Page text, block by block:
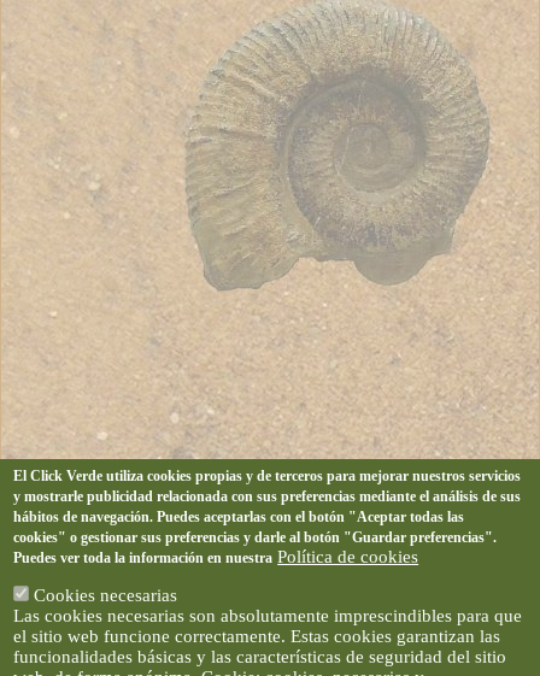
El Click Verde utiliza cookies propias y de terceros para mejorar nuestros servicios
y mostrarle publicidad relacionada con sus preferencias mediante el análisis de sus
hábitos de navegación. Puedes aceptarlas con el botón "Aceptar todas las
cookies" o gestionar sus preferencias y darle al botón "Guardar preferencias".
Puedes ver toda la información en nuestra Política de cookies
Cookies necesarias
Las cookies necesarias son absolutamente imprescindibles para que
el sitio web funcione correctamente. Estas cookies garantizan las
funcionalidades básicas y las características de seguridad del sitio